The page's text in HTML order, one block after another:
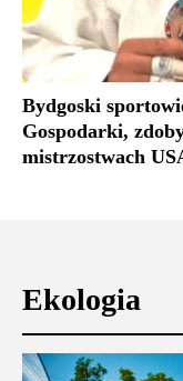
Bydgoski
Gospodarki,
mistrzostwach
Ekologia